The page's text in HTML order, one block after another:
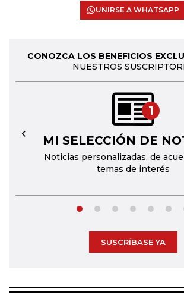
UNIRSE A WHATSAPP
CONOZCA LOS BENEFICIOS
NUESTROS
1
MI SELECCIÓN DE
Noticias personalizadas, de
temas de interés
←
SUSCRÍBASE YA